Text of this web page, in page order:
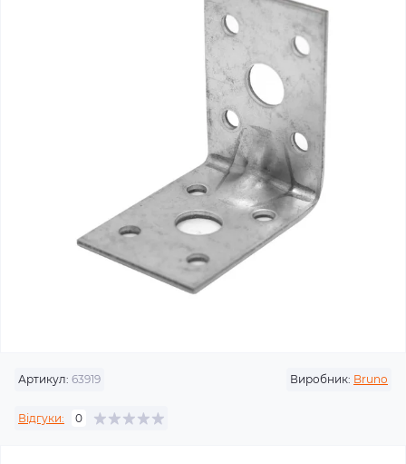
Артикул: 63919 Виробник: Bruno
Відгуки: 0